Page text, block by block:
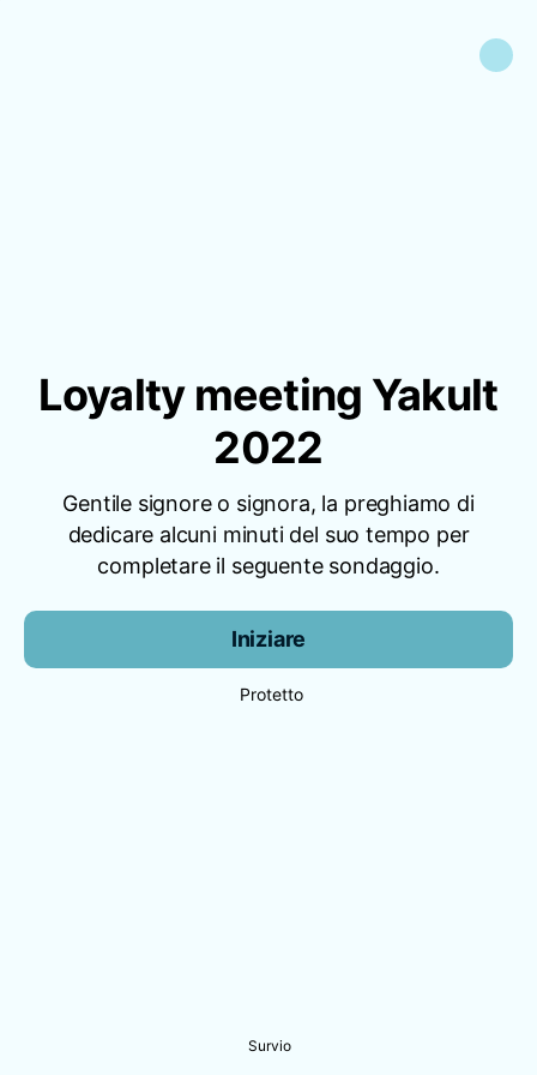
Loyalty meeting Yakult
2022
Gentile signore o signora, la preghiamo di
dedicare alcuni minuti del suo tempo per
completare il seguente sondaggio.
Iniziare
Protetto
Survio